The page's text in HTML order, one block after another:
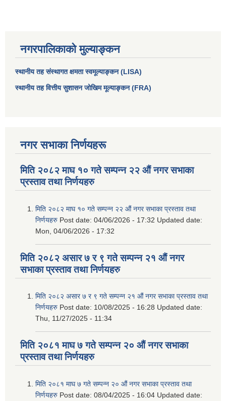
नगरपालिकाको मुल्याङ्कन
स्थानीय तह संस्थागत क्षमता स्वमूल्याङ्कन (LISA)
स्थानीय तह वित्तीय सुशासन जोखिम मूल्याङ्कन (FRA)
नगर सभाका निर्णयहरू
मिति २०८२ माघ १० गते सम्पन्न २२ औं नगर सभाका
प्रस्ताव तथा निर्णयहरु
मिति २०८२ माघ १० गते सम्पन्न २२ औं नगर सभाका प्रस्ताव तथा
निर्णयहरु Post date: 04/06/2026 - 17:32 Updated date:
Mon, 04/06/2026 - 17:32
मिति २०८२ असार ७ र ९ गते सम्पन्न २१ औं नगर
सभाका प्रस्ताव तथा निर्णयहरु
मिति २०८२ असार ७ र ९ गते सम्पन्न २१ औं नगर सभाका प्रस्ताव तथा
निर्णयहरु Post date: 10/08/2025 - 16:28 Updated date:
Thu, 11/27/2025 - 11:34
मिति २०८१ माघ ७ गते सम्पन्न २० औं नगर सभाका
प्रस्ताव तथा निर्णयहरु
मिति २०८१ माघ ७ गते सम्पन्न २० औं नगर सभाका प्रस्ताव तथा
निर्णयहरु Post date: 08/04/2025 - 16:04 Updated date: